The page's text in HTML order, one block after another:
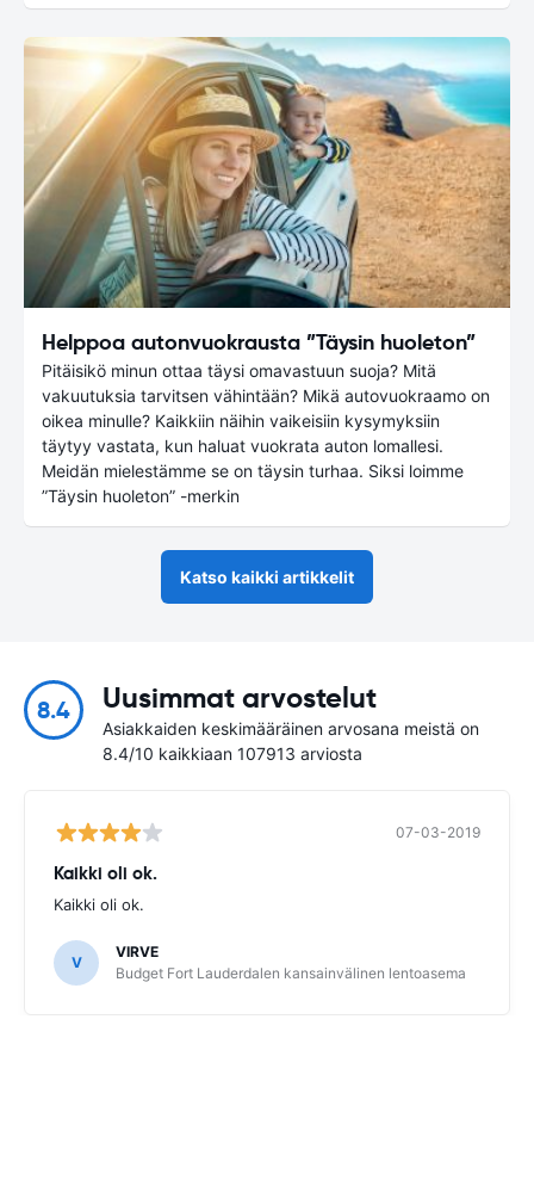
Helppoa autonvuokrausta ”Täysin huoleton”
Pitäisikö minun ottaa täysi omavastuun suoja? Mitä
vakuutuksia tarvitsen vähintään? Mikä autovuokraamo on
oikea minulle? Kaikkiin näihin vaikeisiin kysymyksiin
täytyy vastata, kun haluat vuokrata auton lomallesi.
Meidän mielestämme se on täysin turhaa. Siksi loimme
”Täysin huoleton” -merkin
Katso kaikki artikkelit
8.4 Uusimmat arvostelut
Asiakkaiden keskimääräinen arvosana meistä on
8.4/10 kaikkiaan 107913 arviosta
07-03-2019
Kaikki oli ok.
Kaikki oli ok.
V
VIRVE
Budget Fort Lauderdalen kansainvälinen lentoasema